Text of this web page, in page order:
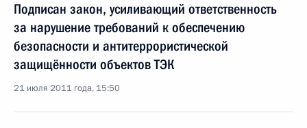
Подписан закон, усиливающий ответственность
за нарушение требований к обеспечению
безопасности и антитеррористической
защищённости объектов ТЭК
21 июля 2011 года, 15:50